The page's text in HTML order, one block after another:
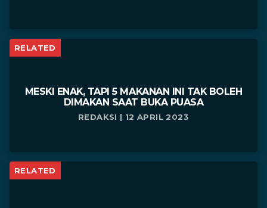
RELATED
MESKI ENAK, TAPI 5 MAKANAN INI TAK BOLEH
DIMAKAN SAAT BUKA PUASA
REDAKSI | 12 APRIL 2023
RELATED